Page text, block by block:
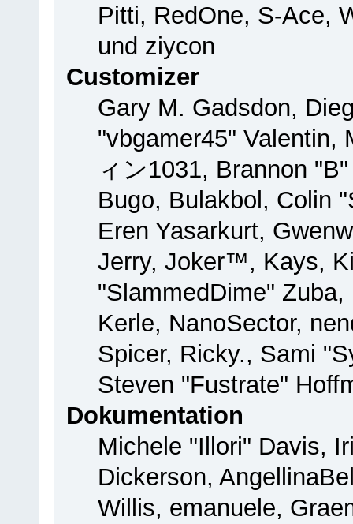
Pitti, RedOne, S-Ace,
und ziycon
Customizer
Gary M. Gadsdon,
"vbgamer45"
ィン1031, Brannon
Bugo, Bulakbol, Colin
Eren Yasarkurt,
Jerry, Joker™, Kays,
"SlammedDime"
Kerle, NanoSector,
Spicer, Ricky., Sami
Steven "Fustrate"
Dokumentation
Michele "Illori" Davis,
Dickerson,
Willis, emanuele,